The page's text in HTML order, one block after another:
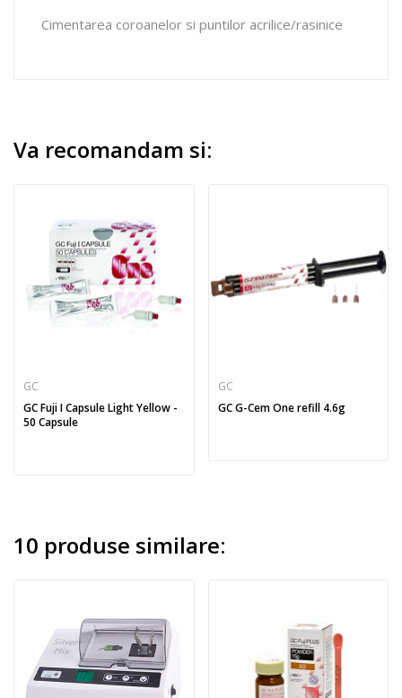
Cimentarea coroanelor si puntilor acrilice/rasinice
Va recomandam si:
GC
GC Fuji I Capsule Light Yellow -
50 Capsule
GC
GC G-Cem One refill 4.6g
10 produse similare: